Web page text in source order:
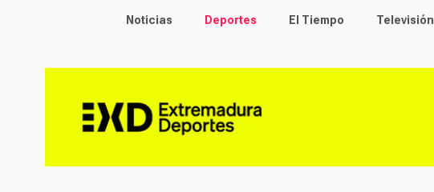
Main menu
Noticias Deportes El Tiempo Televisión